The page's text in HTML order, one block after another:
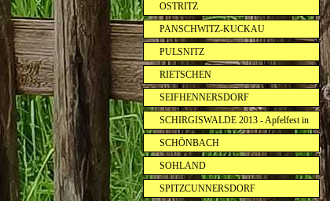
OSTRITZ
PANSCHWITZ-KUCKAU
PULSNITZ
RIETSCHEN
SEIFHENNERSDORF
SCHIRGISWALDE 2013 - Apfelfest in
SCHÖNBACH
SOHLAND
SPITZCUNNERSDORF